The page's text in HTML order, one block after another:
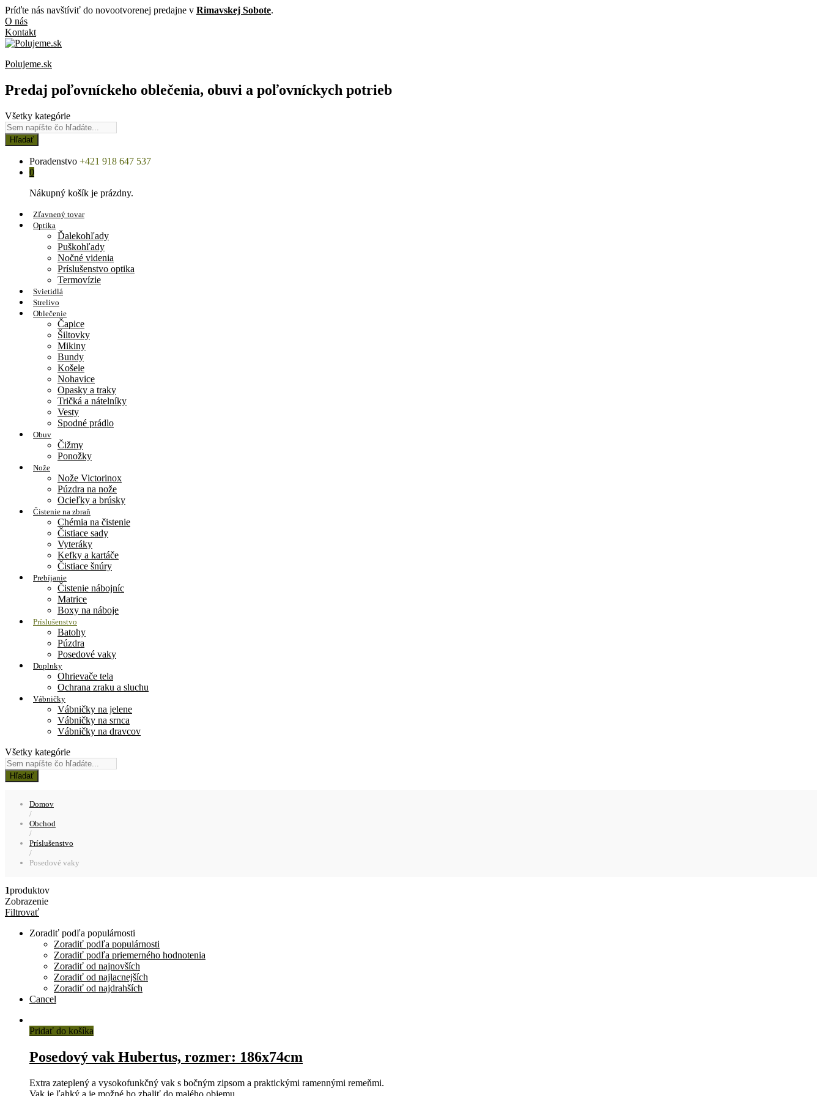
Príďte nás navštíviť do novootvorenej predajne v Rimavskej Sobote.
O nás
Kontakt
Polujeme.sk
Predaj poľovníckeho oblečenia, obuvi a poľovníckych potrieb
Všetky kategórie
Hľadať
Poradenstvo +421 918 647 537
0
Nákupný košík je prázdny.
Zľavnený tovar
Optika
Ďalekohľady
Puškohľady
Nočné videnia
Príslušenstvo optika
Termovízie
Svietidlá
Strelivo
Oblečenie
Čapice
Šiltovky
Mikiny
Bundy
Košele
Nohavice
Opasky a traky
Tričká a nátelníky
Vesty
Spodné prádlo
Obuv
Čižmy
Ponožky
Nože
Nože Victorinox
Púzdra na nože
Ocieľky a brúsky
Čistenie na zbraň
Chémia na čistenie
Čistiace sady
Vyteráky
Kefky a kartáče
Čistiace šnúry
Prebíjanie
Čistenie nábojníc
Matrice
Boxy na náboje
Príslušenstvo
Batohy
Púzdra
Posedové vaky
Doplnky
Ohrievače tela
Ochrana zraku a sluchu
Vábničky
Vábničky na jelene
Vábničky na srnca
Vábničky na dravcov
Všetky kategórie
Hľadať
Domov
/
Obchod
/
Príslušenstvo
/
Posedové vaky
1produktov
Zobrazenie
Filtrovať
Zoradiť podľa populárnosti
Zoradiť podľa populárnosti
Zoradiť podľa priemerného hodnotenia
Zoradiť od najnovších
Zoradiť od najlacnejších
Zoradiť od najdrahších
Cancel
Pridať do košíka
Posedový vak Hubertus, rozmer: 186x74cm
Extra zateplený a vysokofunkčný vak s bočným zipsom a praktickými ramennými remeňmi.
Vak je ľahký a je možné ho zbaliť do malého objemu.